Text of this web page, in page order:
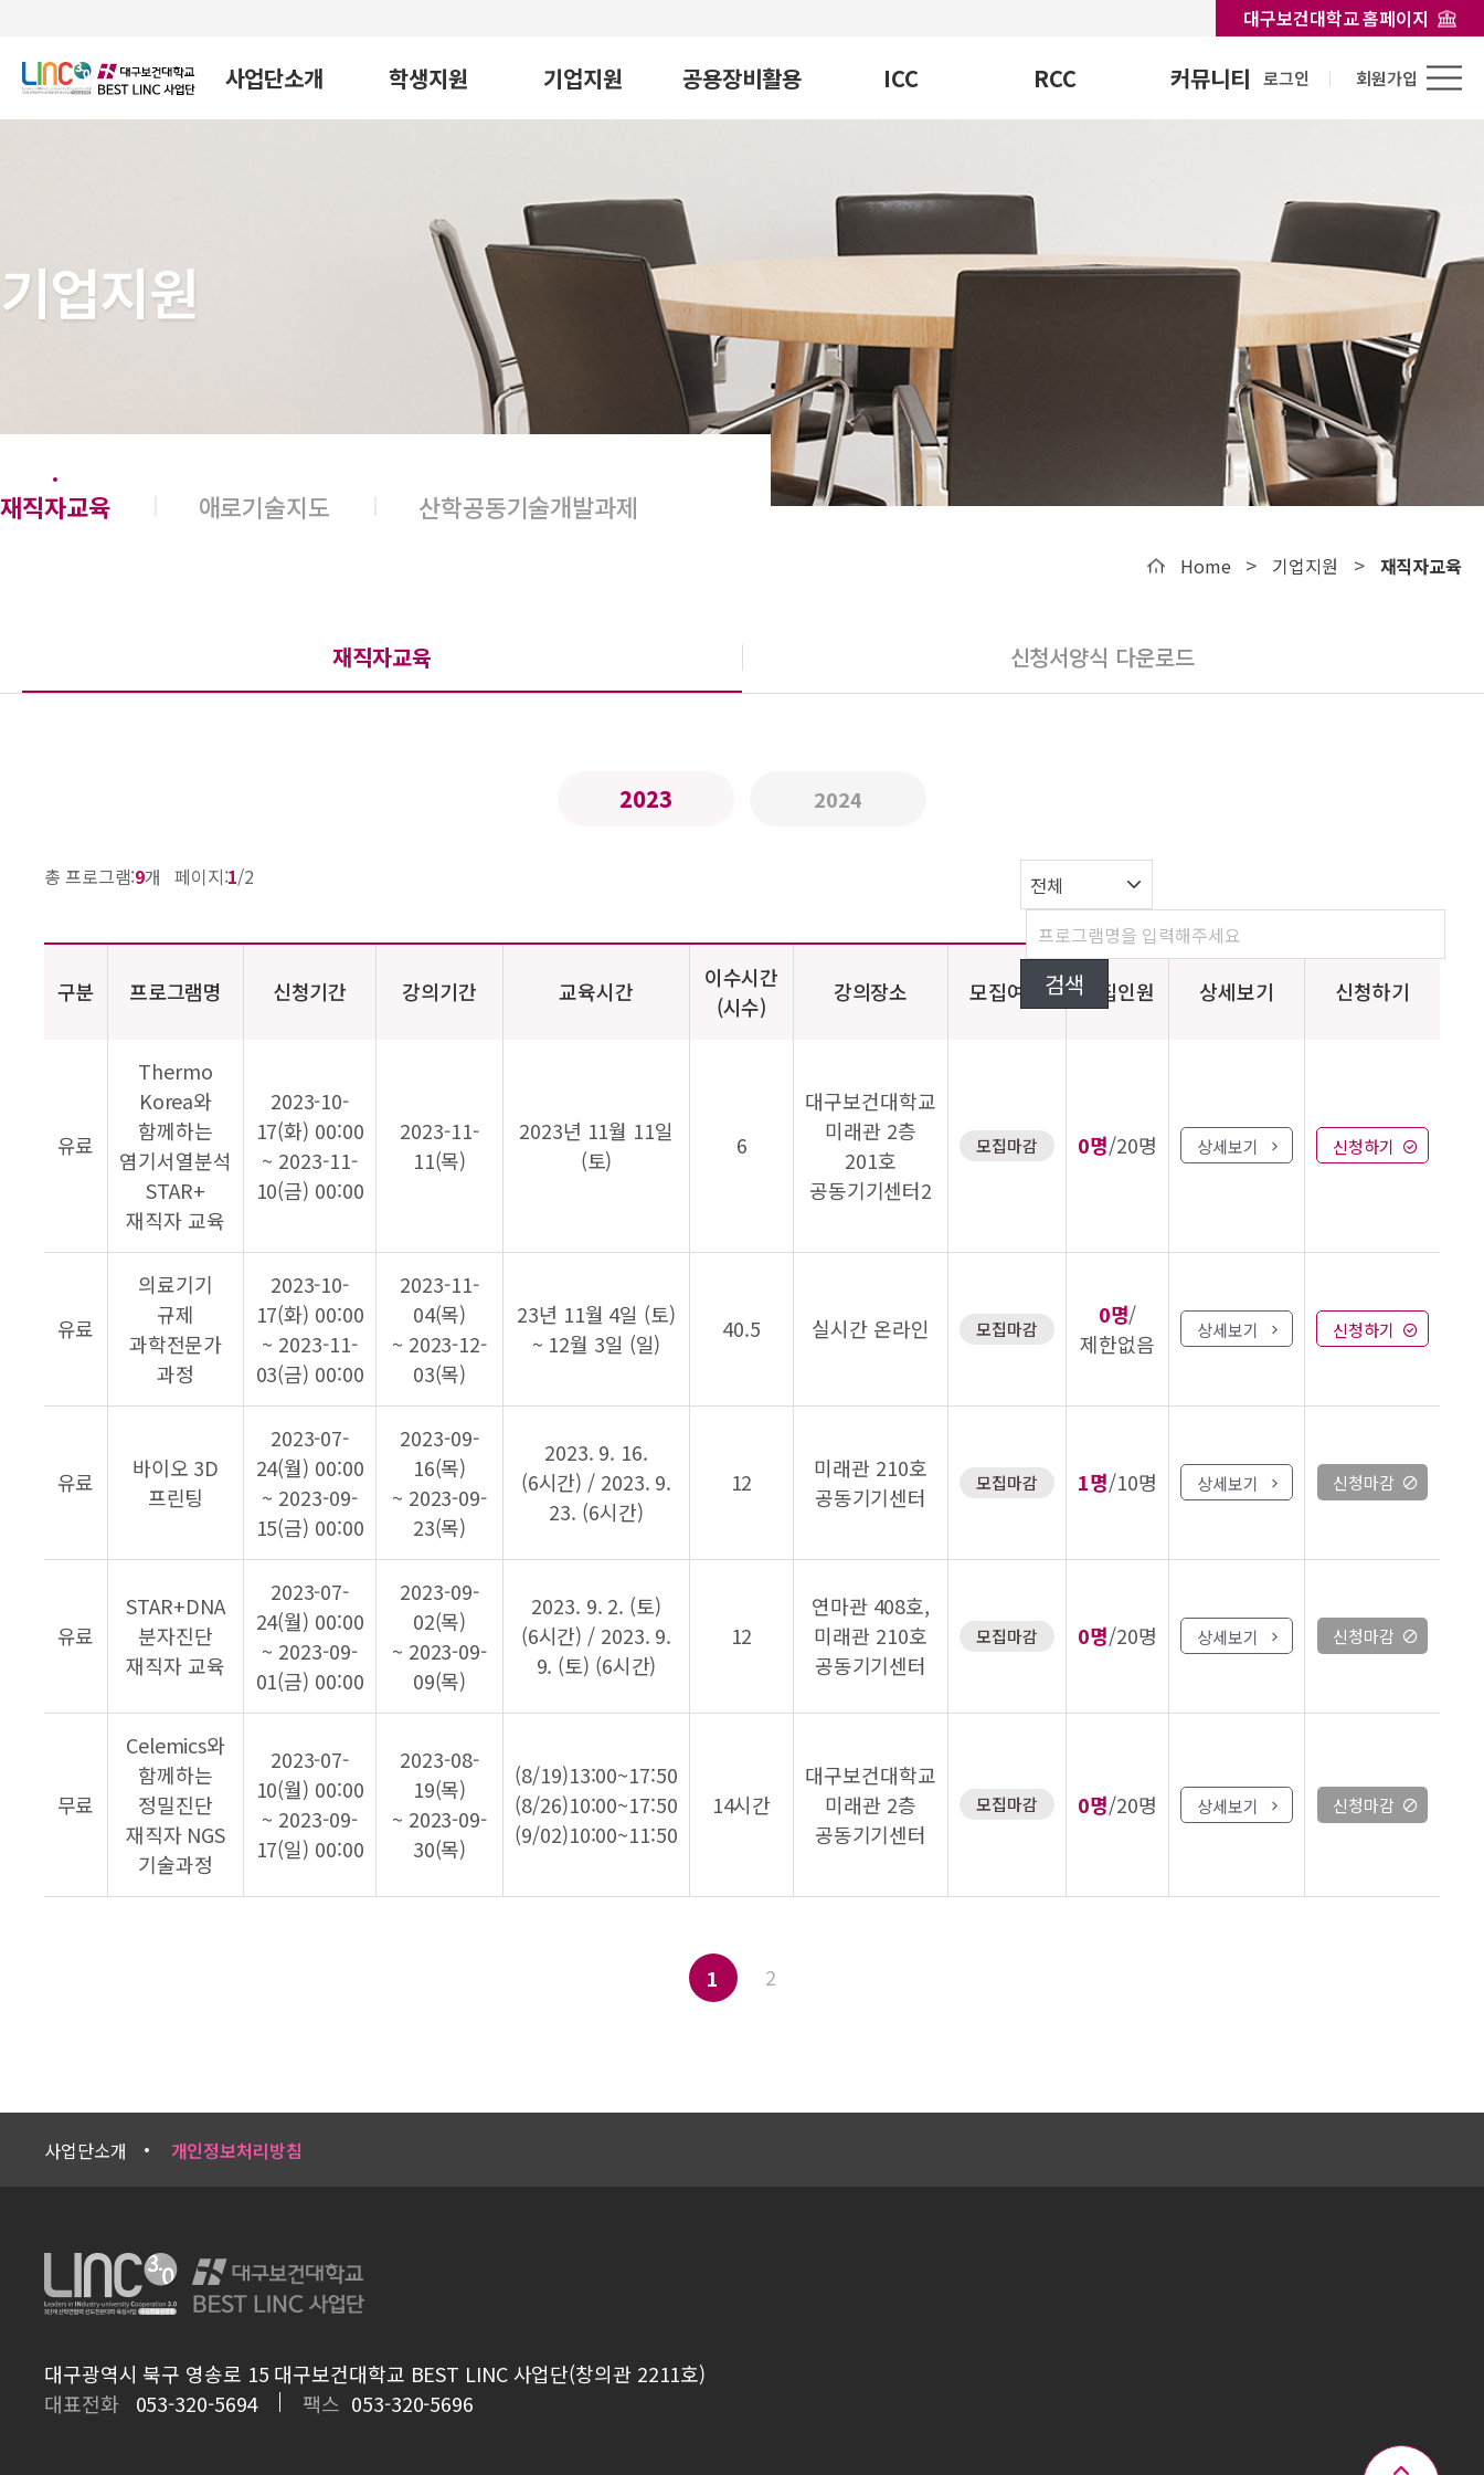
대구보건대학교 홈페이지
사업단소개 학생지원 기업지원 공용장비활용 ICC RCC 커뮤니티 로그인 회원가입
기업지원
재직자교육 애로기술지도 산학공동기술개발과제
Home > 기업지원 > 재직자교육
재직자교육 신청서양식 다운로드
2023 2024
총 프로그램:9개 페이지:1/2
구분 프로그램명 신청기간 강의기간 교육시간
이수시간
(시수)
강의장소 모집여부 모집인원 상세보기 신청하기
유료
Thermo
Korea와
함께하는
염기서열분석
STAR+
재직자 교육
2023-10-
17(화) 00:00
~ 2023-11-
10(금) 00:00
2023-11-
11(목)
2023년 11월 11일
(토)
6
대구보건대학교
미래관 2층
201호
공동기기센터2
모집마감 0명/20명 상세보기 신청하기
유료
의료기기
규제
과학전문가
과정
2023-10-
17(화) 00:00
~ 2023-11-
03(금) 00:00
2023-11-
04(목)
~ 2023-12-
03(목)
23년 11월 4일 (토)
~ 12월 3일 (일)
40.5 실시간 온라인 모집마감
0명/
제한없음
상세보기 신청하기
유료
바이오 3D
프린팅
2023-07-
24(월) 00:00
~ 2023-09-
15(금) 00:00
2023-09-
16(목)
~ 2023-09-
23(목)
2023. 9. 16.
(6시간) / 2023. 9.
23. (6시간)
12
미래관 210호
공동기기센터
모집마감 1명/10명 상세보기 신청마감
유료
STAR+DNA
분자진단
재직자 교육
2023-07-
24(월) 00:00
~ 2023-09-
01(금) 00:00
2023-09-
02(목)
~ 2023-09-
09(목)
2023. 9. 2. (토)
(6시간) / 2023. 9.
9. (토) (6시간)
12
연마관 408호,
미래관 210호
공동기기센터
모집마감 0명/20명 상세보기 신청마감
무료
Celemics와
함께하는
정밀진단
재직자 NGS
기술과정
2023-07-
10(월) 00:00
~ 2023-09-
17(일) 00:00
2023-08-
19(목)
~ 2023-09-
30(목)
(8/19)13:00~17:50
(8/26)10:00~17:50
(9/02)10:00~11:50
14시간
대구보건대학교
미래관 2층
공동기기센터
모집마감 0명/20명 상세보기 신청마감
1 2
사업단소개 개인정보처리방침
대구광역시 북구 영송로 15 대구보건대학교 BEST LINC 사업단(창의관 2211호)
대표전화
053-320-5694 팩스 053-320-5696